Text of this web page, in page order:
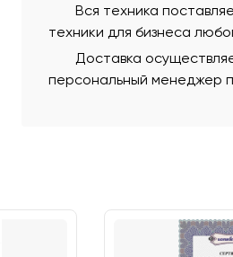
Вся техника
техники для бизнеса
Доставка
персональный менеджер